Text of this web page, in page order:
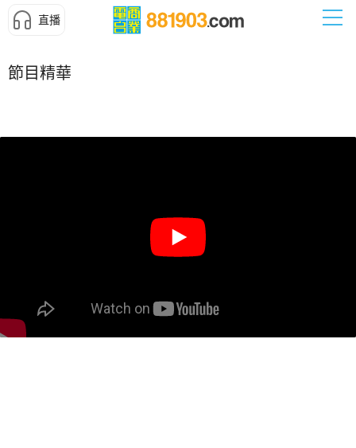
直播
節目精華